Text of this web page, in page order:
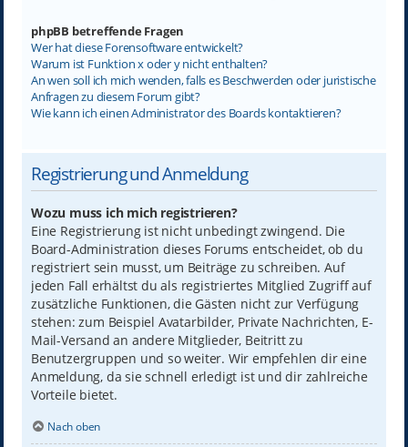
phpBB betreffende Fragen
Wer hat diese Forensoftware entwickelt?
Warum ist Funktion x oder y nicht enthalten?
An wen soll ich mich wenden, falls es Beschwerden oder juristische
Anfragen zu diesem Forum gibt?
Wie kann ich einen Administrator des Boards kontaktieren?
Registrierung und Anmeldung
Wozu muss ich mich registrieren?
Eine Registrierung ist nicht unbedingt zwingend. Die
Board-Administration dieses Forums entscheidet, ob du
registriert sein musst, um Beiträge zu schreiben. Auf
jeden Fall erhältst du als registriertes Mitglied Zugriff auf
zusätzliche Funktionen, die Gästen nicht zur Verfügung
stehen: zum Beispiel Avatarbilder, Private Nachrichten, E-
Mail-Versand an andere Mitglieder, Beitritt zu
Benutzergruppen und so weiter. Wir empfehlen dir eine
Anmeldung, da sie schnell erledigt ist und dir zahlreiche
Vorteile bietet.
Nach oben